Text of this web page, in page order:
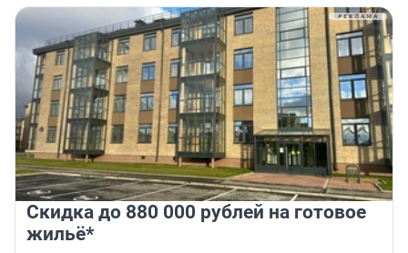
Скидка до 880 000 рублей на готовое
жильё*